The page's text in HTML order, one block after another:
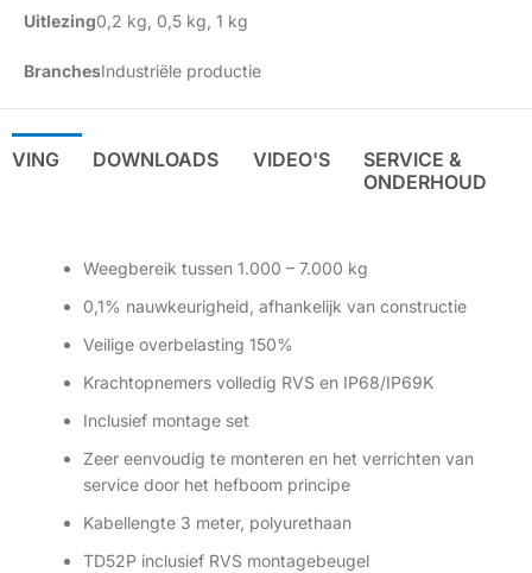
Uitlezing0,2 kg 0,5 kg 1 kg
BranchesIndustriële productie
DOWNLOADS VIDEO'S
SERVICE &
ONDERHOUD
Weegbereik tussen 1.000 – 7.000 kg
0,1% nauwkeurigheid, afhankelijk van constructie
Veilige overbelasting 150%
Krachtopnemers volledig RVS en IP68/IP69K
Inclusief montage set
Zeer eenvoudig te monteren en het verrichten van
service door het hefboom principe
Kabellengte 3 meter, polyurethaan
TD52P inclusief RVS montagebeugel